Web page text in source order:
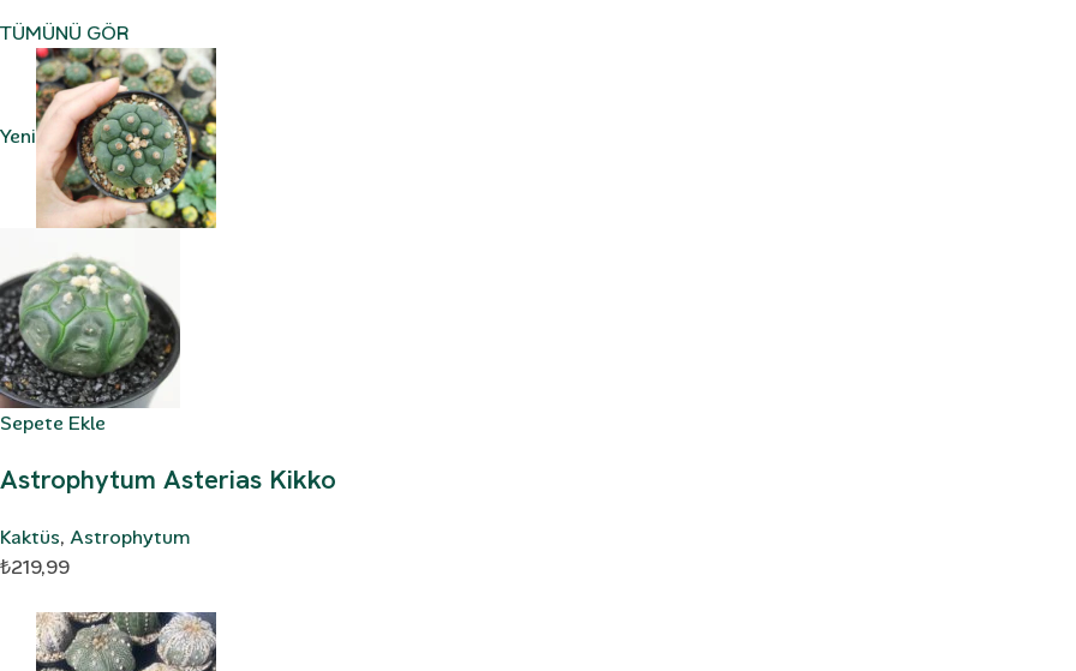
TÜMÜNÜ GÖR
Yeni
Sepete Ekle
Astrophytum Asterias Kikko
Kaktüs, Astrophytum
₺219,99